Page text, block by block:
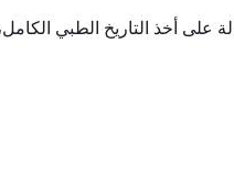
أخذ التاريخ الطبي